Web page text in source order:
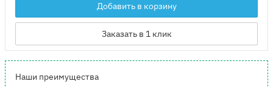
Добавить в корзину
Заказать в 1 клик
Наши преимущества